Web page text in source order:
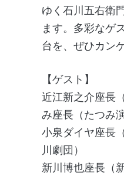
ゆく石川五右衛
ます。多彩なゲ
台を、ぜひカン
【ゲスト】
近江新之介座長
み座長（たつみ
小泉ダイヤ座長
川劇団）
新川博也座長（